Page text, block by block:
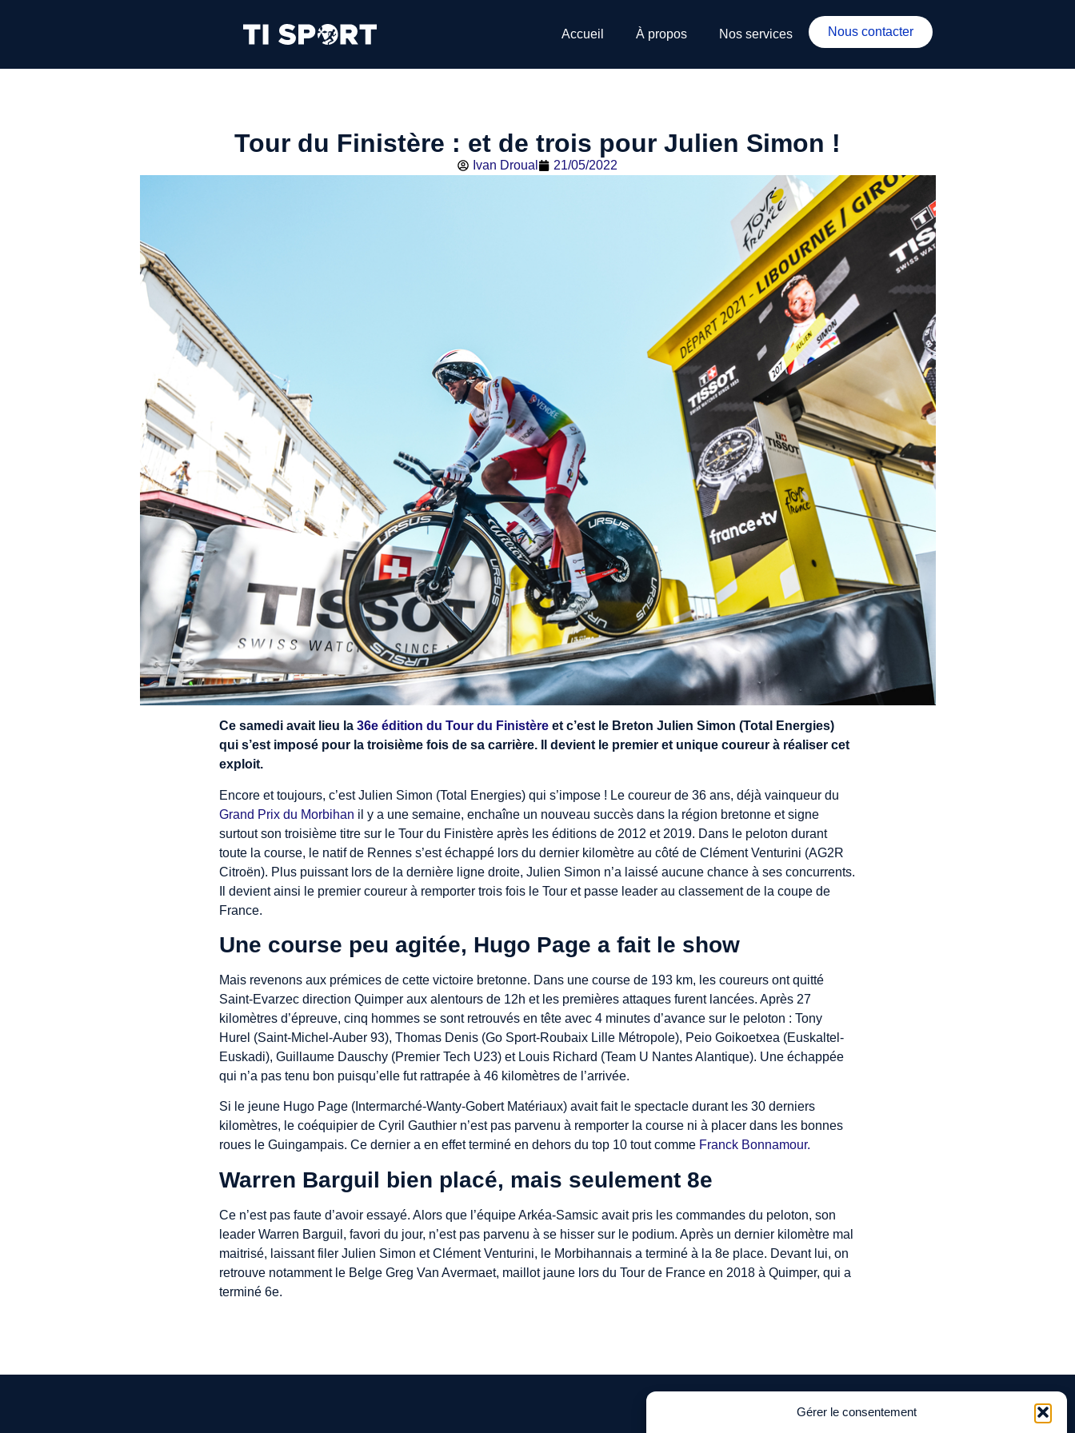
Gérer le consentement
Accueil À propos Nos services Nous contacter
Tour du Finistère : et de trois pour Julien Simon !
Ivan Droual 21/05/2022
Ce samedi avait lieu la 36e édition du Tour du Finistère et c’est le Breton Julien Simon (Total Energies)
qui s’est imposé pour la troisième fois de sa carrière. Il devient le premier et unique coureur à réaliser cet
exploit.
Encore et toujours, c’est Julien Simon (Total Energies) qui s’impose ! Le coureur de 36 ans, déjà vainqueur du
Grand Prix du Morbihan il y a une semaine, enchaîne un nouveau succès dans la région bretonne et signe
surtout son troisième titre sur le Tour du Finistère après les éditions de 2012 et 2019. Dans le peloton durant
toute la course, le natif de Rennes s’est échappé lors du dernier kilomètre au côté de Clément Venturini (AG2R
Citroën). Plus puissant lors de la dernière ligne droite, Julien Simon n’a laissé aucune chance à ses concurrents.
Il devient ainsi le premier coureur à remporter trois fois le Tour et passe leader au classement de la coupe de
France.
Une course peu agitée, Hugo Page a fait le show
Mais revenons aux prémices de cette victoire bretonne. Dans une course de 193 km, les coureurs ont quitté
Saint-Evarzec direction Quimper aux alentours de 12h et les premières attaques furent lancées. Après 27
kilomètres d’épreuve, cinq hommes se sont retrouvés en tête avec 4 minutes d’avance sur le peloton : Tony
Hurel (Saint-Michel-Auber 93), Thomas Denis (Go Sport-Roubaix Lille Métropole), Peio Goikoetxea (Euskaltel-
Euskadi), Guillaume Dauschy (Premier Tech U23) et Louis Richard (Team U Nantes Alantique). Une échappée
qui n’a pas tenu bon puisqu’elle fut rattrapée à 46 kilomètres de l’arrivée.
Si le jeune Hugo Page (Intermarché-Wanty-Gobert Matériaux) avait fait le spectacle durant les 30 derniers
kilomètres, le coéquipier de Cyril Gauthier n’est pas parvenu à remporter la course ni à placer dans les bonnes
roues le Guingampais. Ce dernier a en effet terminé en dehors du top 10 tout comme Franck Bonnamour.
Warren Barguil bien placé, mais seulement 8e
Ce n’est pas faute d’avoir essayé. Alors que l’équipe Arkéa-Samsic avait pris les commandes du peloton, son
leader Warren Barguil, favori du jour, n’est pas parvenu à se hisser sur le podium. Après un dernier kilomètre mal
maitrisé, laissant filer Julien Simon et Clément Venturini, le Morbihannais a terminé à la 8e place. Devant lui, on
retrouve notamment le Belge Greg Van Avermaet, maillot jaune lors du Tour de France en 2018 à Quimper, qui a
terminé 6e.